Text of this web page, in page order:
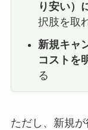
り安い）
択肢を取
新規キャ
コストを
る
ただし、新規